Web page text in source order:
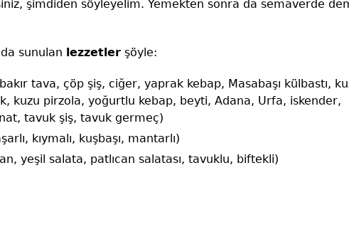
şimdiden söyleyelim. Yemekten sonra da semaverde
sunulan lezzetler şöyle:
tava, çöp şiş, ciğer, yaprak kebap, Masabaşı külbastı,
kuzu pirzola, yoğurtlu kebap, beyti, Adana, Urfa, iskender,
tavuk şiş, tavuk germeç)
kıymalı, kuşbaşı, mantarlı)
yeşil salata, patlıcan salatası, tavuklu, biftekli)